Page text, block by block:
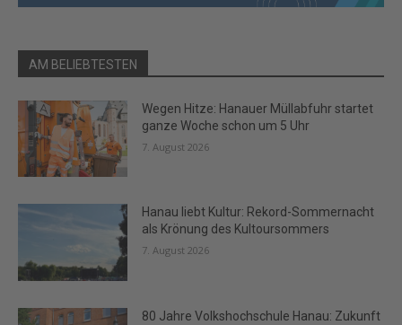
AM BELIEBTESTEN
Wegen Hitze: Hanauer Müllabfuhr startet
ganze Woche schon um 5 Uhr
7. August 2026
Hanau liebt Kultur: Rekord-Sommernacht
als Krönung des Kultoursommers
7. August 2026
80 Jahre Volkshochschule Hanau: Zukunft